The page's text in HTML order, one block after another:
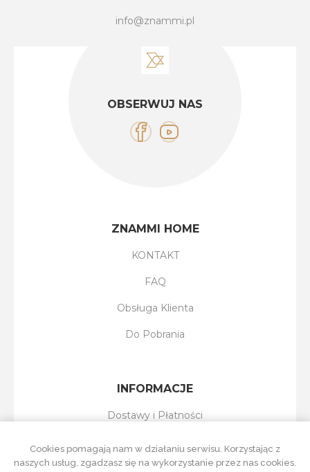
info@znammi.pl
OBSERWUJ NAS
ZNAMMI HOME
KONTAKT
FAQ
Obsługa Klienta
Do Pobrania
INFORMACJE
Dostawy i Płatności
Regulamin Sklepu
Cookies pomagają nam w działaniu serwisu. Korzystając z
naszych usług, zgadzasz się na wykorzystanie przez nas cookies.